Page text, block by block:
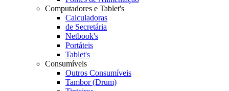
Computadores e Tablet's
Calculadoras
de Secretária
Netbook's
Portáteis
Tablet's
Consumíveis
Outros Consumíveis
Tambor (Drum)